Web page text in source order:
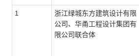
1
浙江绿城东方建筑设计有限
公司、华甬工程设计集团有
限公司联合体